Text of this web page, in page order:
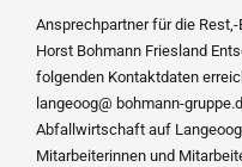
Ansprechpartner für die
Horst Bohmann Friesland
folgenden Kontaktdaten
langeoog@ bohmann-
Abfallwirtschaft auf
Mitarbeiterinnen und